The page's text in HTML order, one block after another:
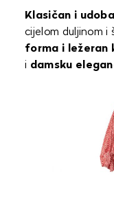
Klasičan i
cijelom duljinom i
forma i ležeran
i damsku